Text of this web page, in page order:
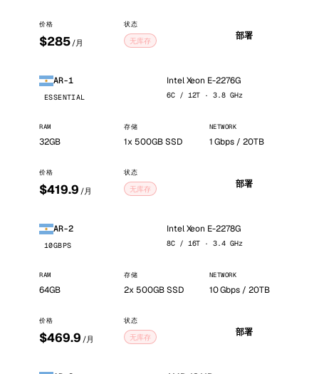
价格
$285 /月
状态
无库存 部署
AR-1
ESSENTIAL
Intel Xeon E-2276G
6C / 12T · 3.8 GHz
RAM
32GB
存储
1x 500GB SSD
NETWORK
1 Gbps / 20TB
价格
$419.9 /月
状态
无库存 部署
AR-2
10GBPS
Intel Xeon E-2278G
8C / 16T · 3.4 GHz
RAM
64GB
存储
2x 500GB SSD
NETWORK
10 Gbps / 20TB
价格
$469.9 /月
状态
无库存 部署